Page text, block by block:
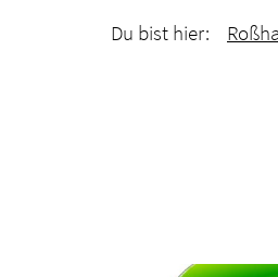
Du bist hier: